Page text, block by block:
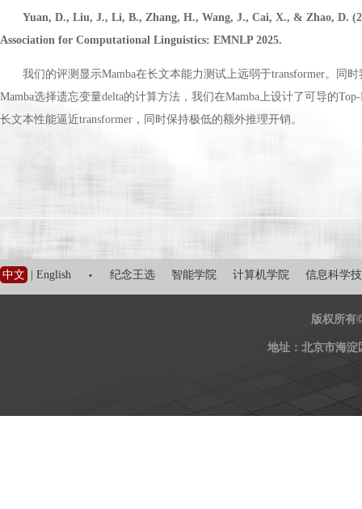
Yuan, D., Liu, J., Li, B., Zhang, H., Wang, J., Cai, X., & Zhao, D.
Association for Computational Linguistics: EMNLP 2025.
我们的评测显示Mamba在长文本能力测试上远弱于transformer。同
Mamba选择遗忘变量delta的计算方法，我们在Mamba上设计了可导的
长文本性能逼近transformer，同时保持极低的额外推理开销。
中文 | English · 纪念王选 智能学院 计算机学院 信息科学
版权所有
地址：北京市海